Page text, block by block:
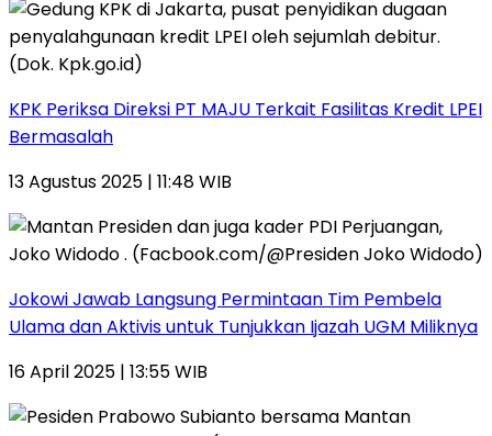
KPK Periksa Direksi PT MAJU Terkait Fasilitas Kredit LPEI
Bermasalah
13 Agustus 2025 | 11:48 WIB
Jokowi Jawab Langsung Permintaan Tim Pembela
Ulama dan Aktivis untuk Tunjukkan Ijazah UGM Miliknya
16 April 2025 | 13:55 WIB